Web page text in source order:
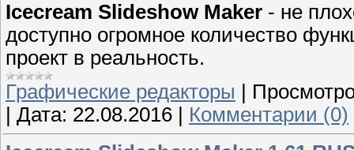
Icecream Slideshow Maker - не
доступно огромное количество
проект в реальность.
Графические редакторы
Дата: 22.08.2016
Комментарии (0)